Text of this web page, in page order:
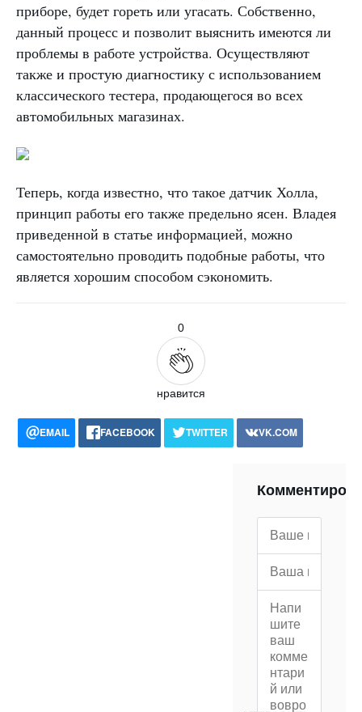
приборе, будет гореть или угасать. Собственно,
данный процесс и позволит выяснить имеются ли
проблемы в работе устройства. Осуществляют
также и простую диагностику с использованием
классического тестера, продающегося во всех
автомобильных магазинах.
Теперь, когда известно, что такое датчик Холла,
принцип работы его также предельно ясен. Владея
приведенной в статье информацией, можно
самостоятельно проводить подобные работы, что
является хорошим способом сэкономить.
0
нравится
EMAIL FACEBOOK TWITTER
VK.COM